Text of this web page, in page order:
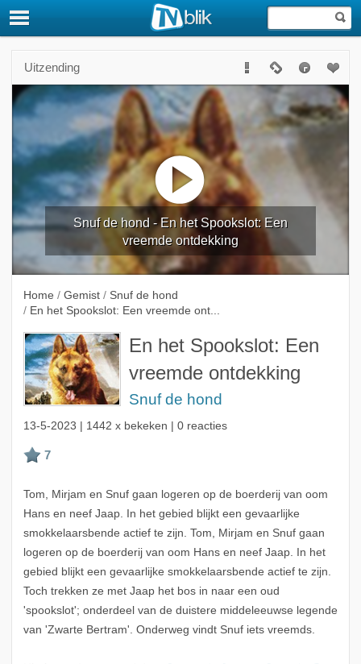
Uitzending
Snuf de hond - En het Spookslot: Een
vreemde ontdekking
Home / Gemist / Snuf de hond
/ En het Spookslot: Een vreemde ont...
En het Spookslot: Een
vreemde ontdekking
Snuf de hond
13-5-2023 | 1442 x bekeken | 0 reacties
Tom, Mirjam en Snuf gaan logeren op de boerderij van oom
Hans en neef Jaap. In het gebied blijkt een gevaarlijke
smokkelaarsbende actief te zijn. Tom, Mirjam en Snuf gaan
logeren op de boerderij van oom Hans en neef Jaap. In het
gebied blijkt een gevaarlijke smokkelaarsbende actief te zijn.
Toch trekken ze met Jaap het bos in naar een oud
'spookslot'; onderdeel van de duistere middeleeuwse legende
van 'Zwarte Bertram'. Onderweg vindt Snuf iets vreemds.